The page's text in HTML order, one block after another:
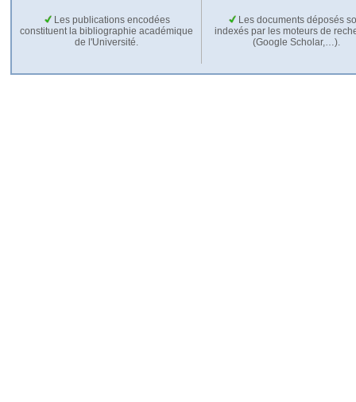
Les publications encodées
constituent la bibliographie académique
de l'Université.
Les documents déposés
indexés par les moteurs de
(Google Scholar,…).